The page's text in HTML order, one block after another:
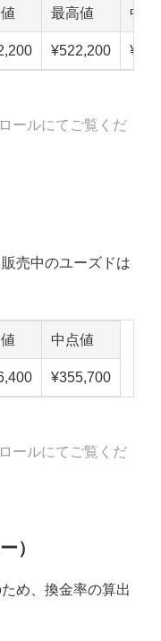
最高値 中
¥522,200
ールにてご覧くだ
売中のユーズドは
中点値
¥355,700
ールにてご覧くだ
）
め、換金率の算出